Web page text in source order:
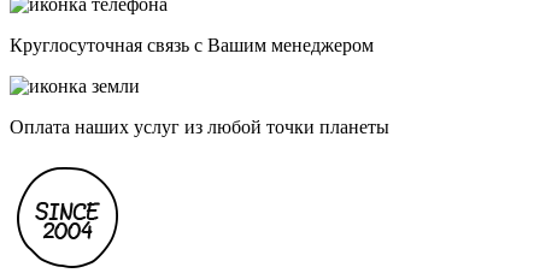
Круглосуточная связь с Вашим менеджером
Оплата наших услуг из любой точки планеты